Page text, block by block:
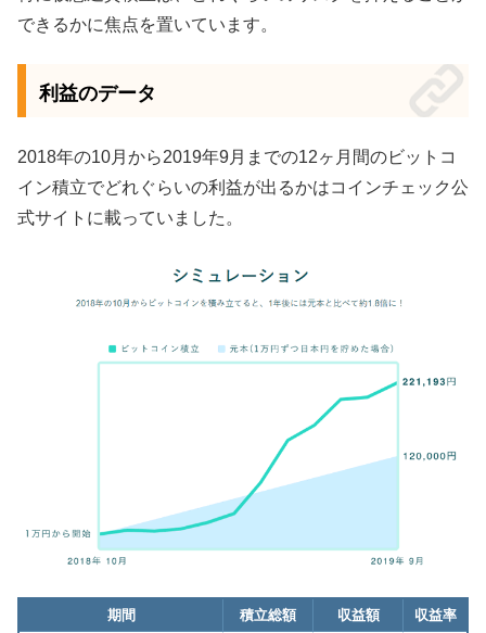
できるかに焦点を置いています。
利益のデータ
2018年の10月から2019年9月までの12ヶ月間のビットコ
イン積立でどれぐらいの利益が出るかはコインチェック公
式サイトに載っていました。
期間 積立総額 収益額
収益率